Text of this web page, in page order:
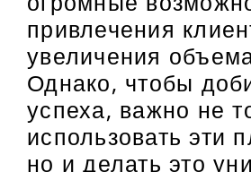
привлечения
увеличения
Однако, чтобы
успеха, важно не
использовать эти
но и делать это